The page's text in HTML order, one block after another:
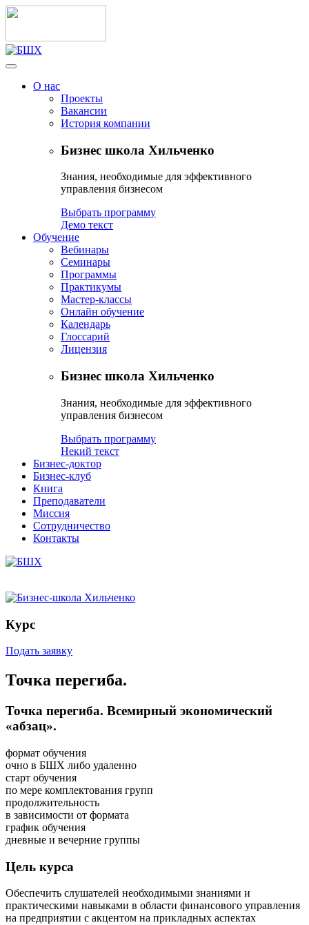
О нас
Проекты
Вакансии
История компании
Бизнес школа Хильченко
Знания, необходимые для эффективного
управления бизнесом
Выбрать программу
Демо текст
Обучение
Вебинары
Семинары
Программы
Практикумы
Мастер-классы
Онлайн обучение
Календарь
Глоссарий
Лицензия
Бизнес школа Хильченко
Знания, необходимые для эффективного
управления бизнесом
Выбрать программу
Некий текст
Бизнес-доктор
Бизнес-клуб
Книга
Преподаватели
Миссия
Сотрудничество
Контакты
Курс
Подать заявку
Точка перегиба.
Точка перегиба. Всемирный экономический
«абзац».
формат обучения
очно в БШХ либо удаленно
старт обучения
по мере комплектования групп
продолжительность
в зависимости от формата
график обучения
дневные и вечерние группы
Цель курса
Обеспечить слушателей необходимыми знаниями и
практическими навыками в области финансового управления
на предприятии с акцентом на прикладных аспектах